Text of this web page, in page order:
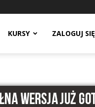
KURSY ZALOGUJ SIĘ